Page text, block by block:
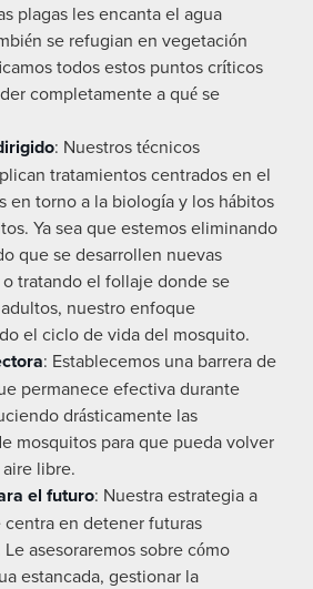
plagas les encanta el agua
se refugian en vegetación
todos estos puntos críticos
completamente a qué se
: Nuestros técnicos
tratamientos centrados en el
en torno a la biología y los hábitos
Ya sea que estemos eliminando
que se desarrollen nuevas
tratando el follaje donde se
nuestro enfoque
el ciclo de vida del mosquito.
: Establecemos una barrera de
permanece efectiva durante
drásticamente las
mosquitos para que pueda volver
libre.
el futuro: Nuestra estrategia a
centra en detener futuras
asesoraremos sobre cómo
estancada, gestionar la